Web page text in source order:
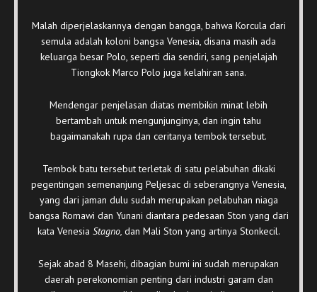
Malah diperjelaskannya dengan bangga, bahwa Korcula dari
semula adalah koloni bangsa Venesia, disana masih ada
keluarga besar Polo, seperti dia sendiri, sang penjelajah
Tiongkok Marco Polo juga kelahiran sana.
Mendengar penjelasan diatas membikin minat lebih
bertambah untuk mengunjunginya, dan ingin tahu
bagaimanakah rupa dan ceritanya tembok tersebut.
Tembok batu tersebut terletak di satu pelabuhan dikaki
pegentingan semenanjung Peljesac di seberangnya Venesia,
yang dari jaman dulu sudah merupakan pelabuhan niaga
bangsa Romawi dan Yunani diantara pedesaan Ston yang dari
kata Venesia Stagno, dan Mali Ston yang artinya Stonkecil.
Sejak abad 8 Masehi, dibagian bumi ini sudah merupakan
daerah perekonomian penting dari industri garam dan